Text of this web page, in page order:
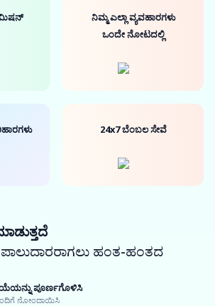
ನಿಮ್ಮ ಎಲ್ಲಾ ವ್ಯವಹಾರಗಳು
ಒಂದೇ ನೋಟದಲ್ಲಿ
24x7 ಬೆಂಬಲ ಸೇವೆ
ಹಂತ-ಹಂತದ
ಪೂರ್ಣಗೊಳಿಸಿ
ನೋಂದಾಯಿಸಿ